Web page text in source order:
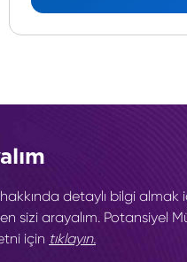
detaylı bilgi almak
sizi arayalım. Potansiyel
için tıklayın.